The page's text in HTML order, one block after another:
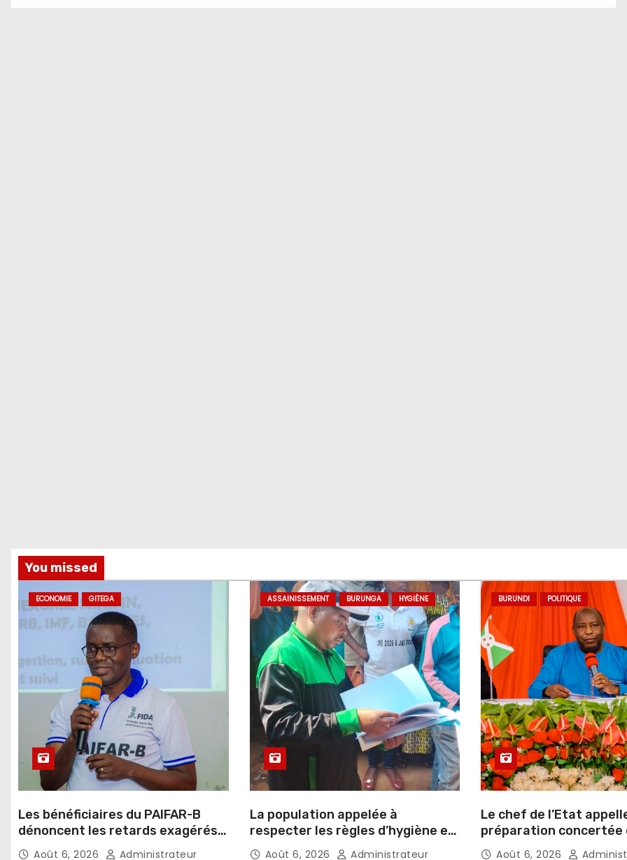
You missed
ECONOMIE GITEGA
Les bénéficiaires du PAIFAR-B
dénoncent les retards exagérés
dans l’octroi des crédits agricoles
Août 6, 2026 Administrateur
ASSAINISSEMENT BURUNGA HYGIÈNE
La population appelée à
respecter les règles d’hygiène et
d’assainissement
Août 6, 2026 Administrateur
BURUNDI POLITIQUE
Le chef de l’Etat
préparation concertée
élections de 2027
Août 6, 2026